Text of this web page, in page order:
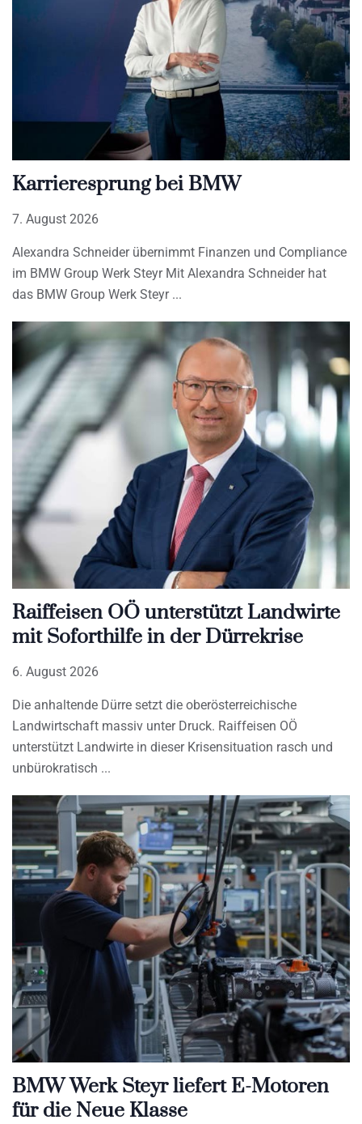
Karrieresprung bei BMW
7. August 2026
Alexandra Schneider übernimmt Finanzen und Compliance
im BMW Group Werk Steyr Mit Alexandra Schneider hat
das BMW Group Werk Steyr
Raiffeisen OÖ unterstützt Landwirte
mit Soforthilfe in der Dürrekrise
6. August 2026
Die anhaltende Dürre setzt die oberösterreichische
Landwirtschaft massiv unter Druck. Raiffeisen OÖ
unterstützt Landwirte in dieser Krisensituation rasch und
unbürokratisch
BMW Werk Steyr liefert E-Motoren
für die Neue Klasse